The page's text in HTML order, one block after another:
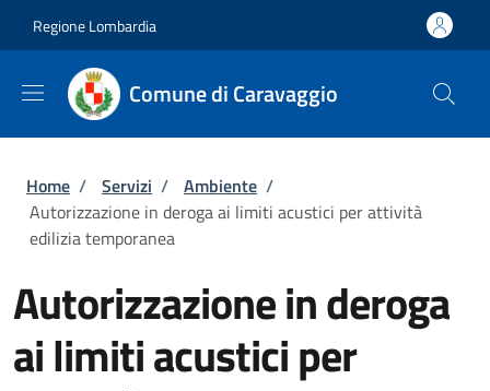
Regione Lombardia
Comune di Caravaggio
Briciole di pane
Home / Servizi / Ambiente /
Autorizzazione in deroga ai limiti acustici per attività
edilizia temporanea
Autorizzazione in deroga
ai limiti acustici per